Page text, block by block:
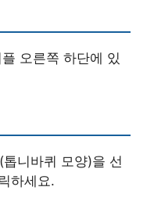
오른쪽 하단에 있
톱니바퀴 모양)을 선
하세요.